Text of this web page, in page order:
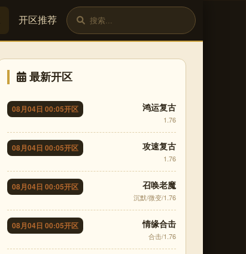
开区推荐
最新开区
08月04日 00:05开区 鸿运复古
1.76
08月04日 00:05开区 攻速复古
1.76
08月04日 00:05开区 召唤老魔
沉默/微变/1.76
08月04日 00:05开区 情缘合击
合击/1.76